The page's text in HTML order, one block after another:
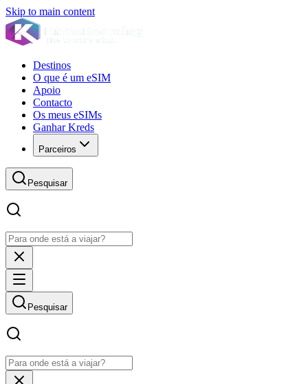
Skip to main content
Destinos
O que é um eSIM
Apoio
Contacto
Os meus eSIMs
Ganhar Kreds
Parceiros
Pesquisar
Pesquisar